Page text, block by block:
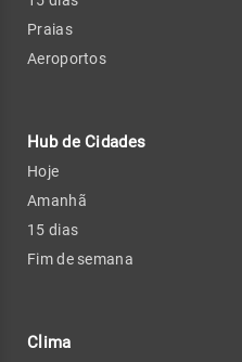
Praias
Aeroportos
Hub de Cidades
Hoje
Amanhã
15 dias
Fim de semana
Clima